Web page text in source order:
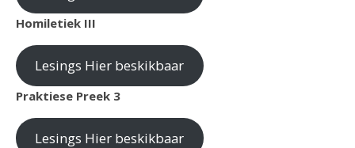
Homiletiek III
Lesings Hier beskikbaar
Praktiese Preek 3
Lesings Hier beskikbaar